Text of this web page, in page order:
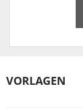
VORLAGEN